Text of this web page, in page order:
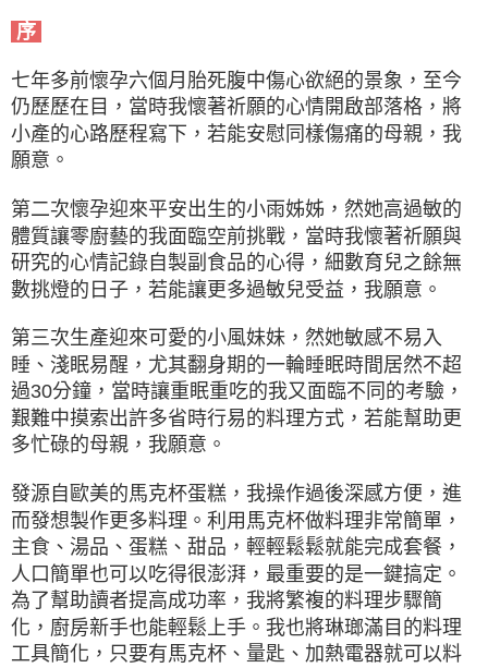
序
七年多前懷孕六個月胎死腹中傷心欲絕的景象，至今
仍歷歷在目，當時我懷著祈願的心情開啟部落格，將
小產的心路歷程寫下，若能安慰同樣傷痛的母親，我
願意。
第二次懷孕迎來平安出生的小雨姊姊，然她高過敏的
體質讓零廚藝的我面臨空前挑戰，當時我懷著祈願與
研究的心情記錄自製副食品的心得，細數育兒之餘無
數挑燈的日子，若能讓更多過敏兒受益，我願意。
第三次生產迎來可愛的小風妹妹，然她敏感不易入
睡、淺眠易醒，尤其翻身期的一輪睡眠時間居然不超
過30分鐘，當時讓重眠重吃的我又面臨不同的考驗，
艱難中摸索出許多省時行易的料理方式，若能幫助更
多忙碌的母親，我願意。
發源自歐美的馬克杯蛋糕，我操作過後深感方便，進
而發想製作更多料理。利用馬克杯做料理非常簡單，
主食、湯品、蛋糕、甜品，輕輕鬆鬆就能完成套餐，
人口簡單也可以吃得很澎湃，最重要的是一鍵搞定。
為了幫助讀者提高成功率，我將繁複的料理步驟簡
化，廚房新手也能輕鬆上手。我也將琳瑯滿目的料理
工具簡化，只要有馬克杯、量匙、加熱電器就可以料